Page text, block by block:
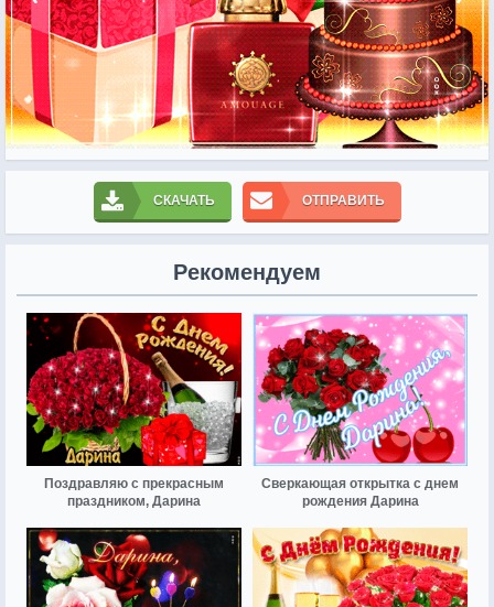
СКАЧАТЬ ОТПРАВИТЬ
Рекомендуем
Поздравляю с прекрасным
праздником, Дарина
Сверкающая открытка с днем
рождения Дарина